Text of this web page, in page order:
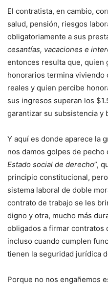
El contratista, en cambio,
salud, pensión, riesgos
obligatoriamente a sus
cesantías, vacaciones e
entonces resulta que, quien
honorarios termina viviendo
reales y quien percibe
sus ingresos superan los
garantizar su subsistencia y
Y aquí es donde aparece la
nos damos golpes de pecho
Estado social de derecho”,
principio constitucional,
sistema laboral de doble
contrato de trabajo se les
digno y otra, mucho más
obligados a firmar contratos
incluso cuando cumplen
tienen la seguridad jurídica
Porque no nos engañemos